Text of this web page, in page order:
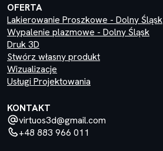
OFERTA
Lakierowanie Proszkowe - Dolny Śląsk
Wypalenie plazmowe - Dolny Śląsk
Druk 3D
Stwórz własny produkt
Wizualizacje
Usługi Projektowania
KONTAKT
virtuos3d@gmail.com
+48 883 966 011